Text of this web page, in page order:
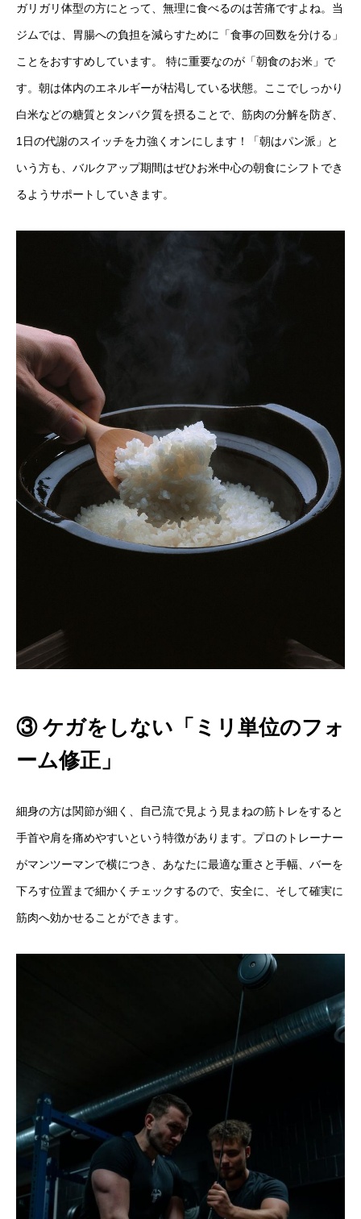
ガリガリ体型の方にとって、無理に食べるのは苦痛ですよね。当
ジムでは、胃腸への負担を減らすために「食事の回数を分ける」
ことをおすすめしています。 特に重要なのが「朝食のお米」で
す。朝は体内のエネルギーが枯渇している状態。ここでしっかり
白米などの糖質とタンパク質を摂ることで、筋肉の分解を防ぎ、
1日の代謝のスイッチを力強くオンにします！「朝はパン派」と
いう方も、バルクアップ期間はぜひお米中心の朝食にシフトでき
るようサポートしていきます。
③ ケガをしない「ミリ単位のフォ
ーム修正」
細身の方は関節が細く、自己流で見よう見まねの筋トレをすると
手首や肩を痛めやすいという特徴があります。プロのトレーナー
がマンツーマンで横につき、あなたに最適な重さと手幅、バーを
下ろす位置まで細かくチェックするので、安全に、そして確実に
筋肉へ効かせることができます。